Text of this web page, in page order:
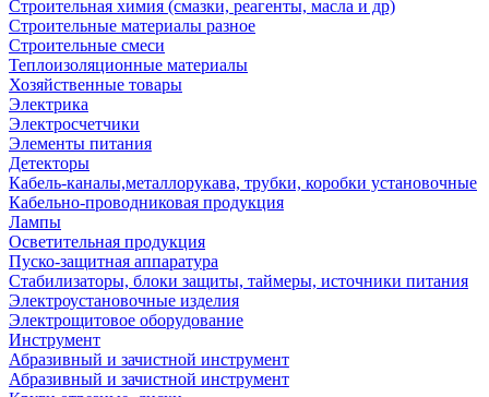
Строительная химия (смазки, реагенты, масла и др)
Строительные материалы разное
Строительные смеси
Теплоизоляционные материалы
Хозяйственные товары
Электрика
Электросчетчики
Элементы питания
Детекторы
Кабель-каналы,металлорукава, трубки, коробки установочные
Кабельно-проводниковая продукция
Лампы
Осветительная продукция
Пуско-защитная аппаратура
Стабилизаторы, блоки защиты, таймеры, источники питания
Электроустановочные изделия
Электрощитовое оборудование
Инструмент
Абразивный и зачистной инструмент
Абразивный и зачистной инструмент